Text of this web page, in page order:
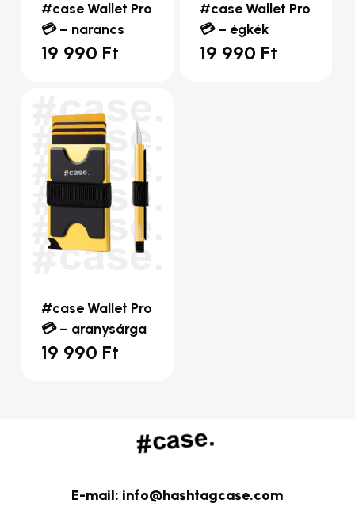
#case Wallet Pro
💳 – narancs
19 990 Ft
#case Wallet Pro
💳 – égkék
19 990 Ft
#case Wallet Pro
💳 – aranysárga
19 990 Ft
E-mail: info@hashtagcase.com